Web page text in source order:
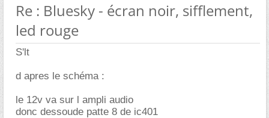
Re : Bluesky - écran noir, sifflement,
led rouge
S'lt
d apres le schéma :
le 12v va sur l ampli audio
donc dessoude patte 8 de ic401